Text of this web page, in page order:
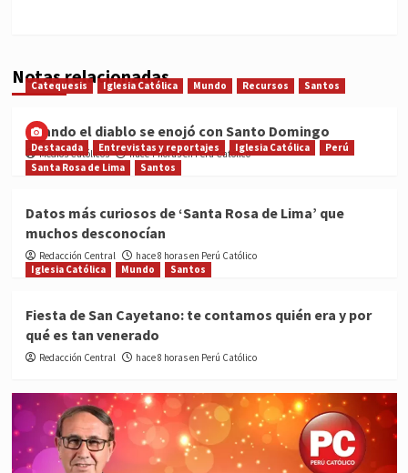
Notas relacionadas
Catequesis Iglesia Católica Mundo Recursos Santos
Cuando el diablo se enojó con Santo Domingo
Medios Católicos hace 7 horas en Perú Católico
Destacada Entrevistas y reportajes Iglesia Católica
Perú
Santa Rosa de Lima
Santos
Datos más curiosos de ‘Santa Rosa de Lima’ que
muchos desconocían
Redacción Central
hace 8 horas en Perú Católico
Iglesia Católica
Mundo Santos
Fiesta de San Cayetano: te contamos quién era y por
qué es tan venerado
Redacción Central hace 8 horas en Perú Católico